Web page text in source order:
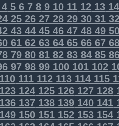
4 5 6 7 8 9 10 11 12 13
25 26 27 28 29 30 31
43 44 45 46 47 48 49
61 62 63 64 65 66 67
79 80 81 82 83 84 85
97 98 99 100 101 102
110 111 112 113 114 115
123 124 125 126 127 128
136 137 138 139 140 141
149 150 151 152 153 154